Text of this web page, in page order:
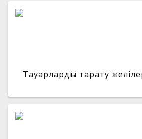
Тауарларды тарату